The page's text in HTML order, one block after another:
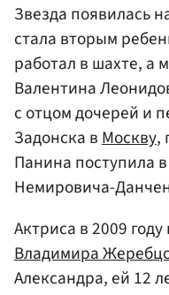
Звезда появилась
стала вторым
работал в шахте, а
Валентина
с отцом дочерей и
Задонска в Москву,
Панина поступила
Немировича-
Актриса в 2009
Владимира
Александра, ей 12